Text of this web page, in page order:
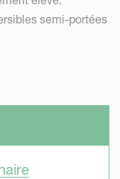
semi-portées